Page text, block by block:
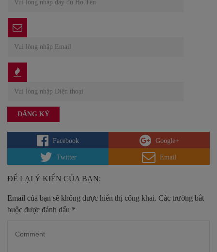
Facebook Google+
Twitter Email
ĐỂ LẠI Ý KIẾN CỦA BẠN:
Email của bạn sẽ không được hiển thị công khai. Các trường bắt
buộc được đánh dấu *